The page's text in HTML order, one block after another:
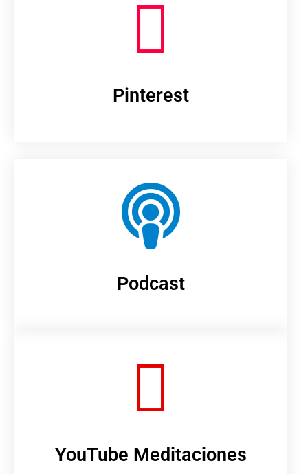
Pinterest
Podcast
YouTube Meditaciones